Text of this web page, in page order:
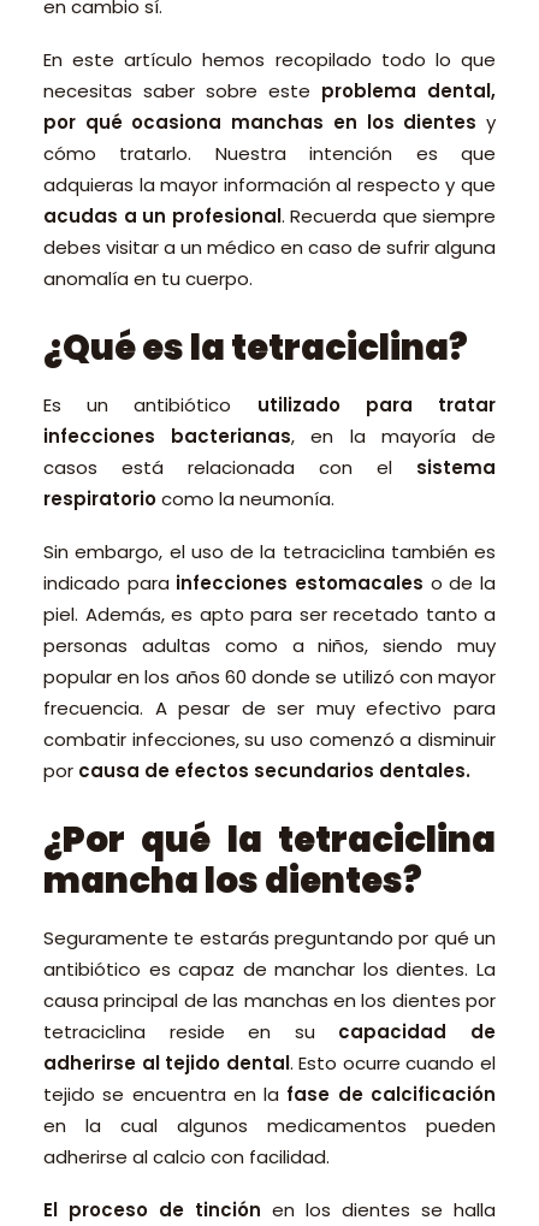
en cambio sí.
En este artículo hemos recopilado todo lo que
necesitas saber sobre este problema dental,
por qué ocasiona manchas en los dientes y
cómo tratarlo. Nuestra intención es que
adquieras la mayor información al respecto y que
acudas a un profesional. Recuerda que siempre
debes visitar a un médico en caso de sufrir alguna
anomalía en tu cuerpo.
¿Qué es la tetraciclina?
Es un antibiótico utilizado para tratar
infecciones bacterianas, en la mayoría de
casos está relacionada con el sistema
respiratoriocomo la neumonía.
Sin embargo, el uso de la tetraciclina también es
indicado para infecciones estomacales o de la
piel. Además, es apto para ser recetado tanto a
personas adultas como a niños, siendo muy
popular en los años 60 donde se utilizó con mayor
frecuencia. A pesar de ser muy efectivo para
combatir infecciones, su uso comenzó a disminuir
por causa de efectos secundarios dentales.
¿Por qué la tetraciclina
mancha los dientes?
Seguramente te estarás preguntando por qué un
antibiótico es capaz de manchar los dientes. La
causa principal de las manchas en los dientes por
tetraciclina reside en su capacidad de
adherirse al tejido dental. Esto ocurre cuando el
tejido se encuentra en la fase de calcificación
en la cual algunos medicamentos pueden
adherirse al calcio con facilidad.
El proceso de tinción en los dientes se halla